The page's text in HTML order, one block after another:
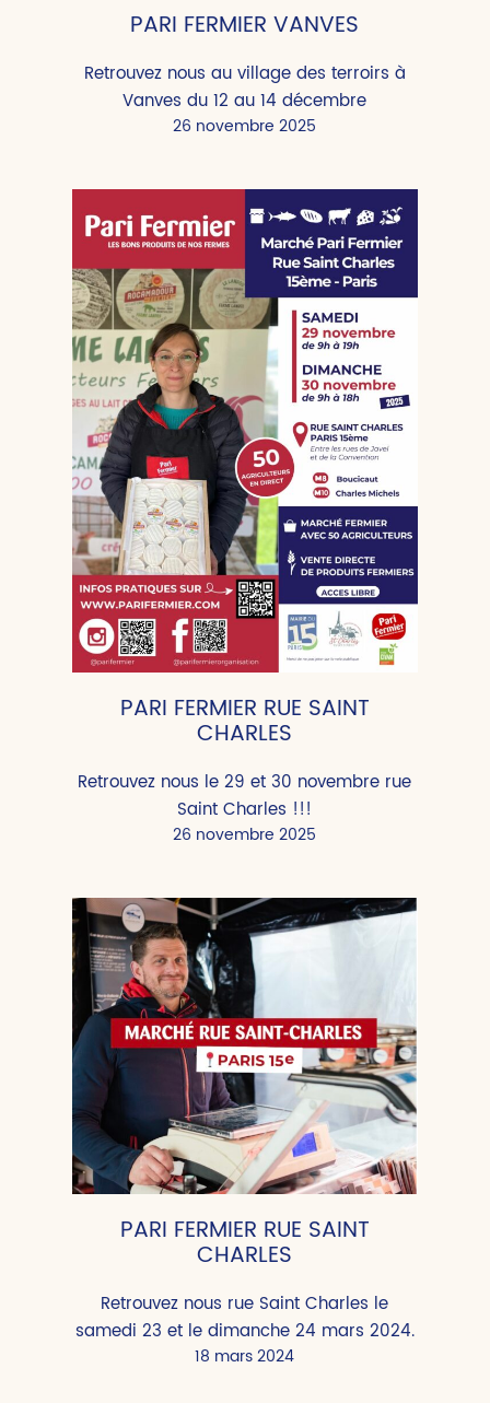
PARI FERMIER VANVES
26 novembre 2025
Retrouvez nous au village des terroirs à
Vanves du 12 au 14 décembre
PARI FERMIER RUE SAINT
CHARLES
26 novembre 2025
Retrouvez nous le 29 et 30 novembre rue
Saint Charles !!!
PARI FERMIER RUE SAINT
CHARLES
18 mars 2024
Retrouvez nous rue Saint Charles le
samedi 23 et le dimanche 24 mars 2024.